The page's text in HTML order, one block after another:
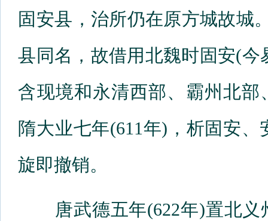
固安县，治所仍在原方城故城
县同名，故借用北魏时固安(
含现境和永清西部、霸州北
隋大业七年(611年)，析固安
旋即撤销。
唐武德五年(622年)置北义